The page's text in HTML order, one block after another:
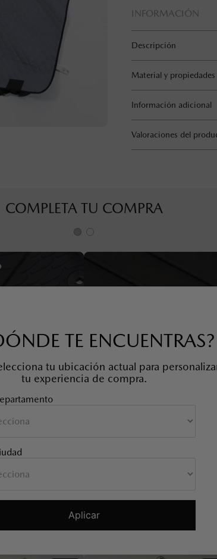
TE ENCUENTRAS?
tu ubicación actual para
tu experiencia de compra.
Aplicar
INFORMACIÓN
Descripción
Material y propiedades
Información adicional
Valoraciones del
COMPLETA TU COMPRA
CX-50
TE PUEDE INTERESAR